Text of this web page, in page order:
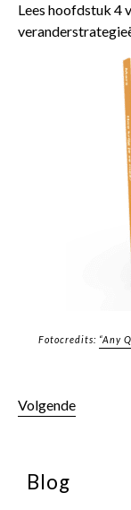
Lees hoofdstuk 4
Fotocredits: “Any
Volgende
Blog